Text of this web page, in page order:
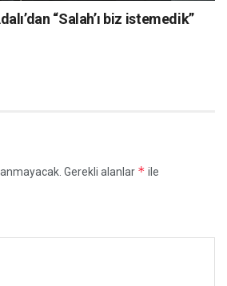
“Salah’ı biz istemedik”
Gerekli alanlar * ile